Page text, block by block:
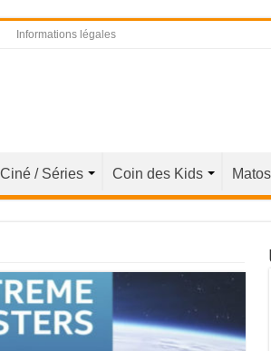
Informations légales
Ciné / Séries Coin des Kids Matos